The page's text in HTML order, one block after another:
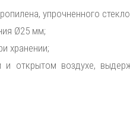
упрочненного
Ø25 мм;
хранении;
открытом воздухе,